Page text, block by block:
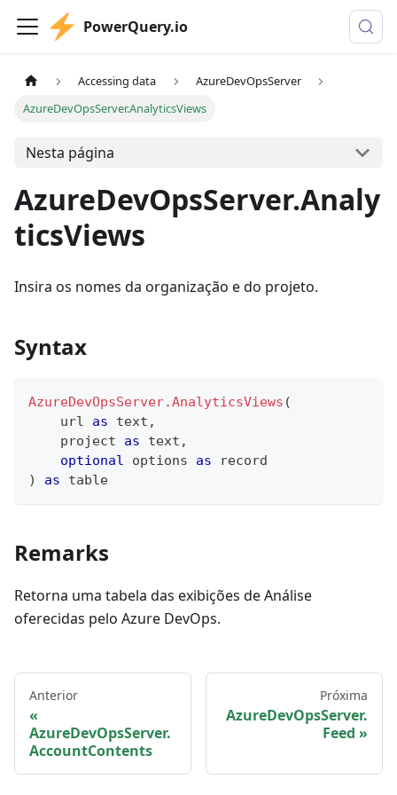
PowerQuery.io
Accessing data
AzureDevOpsServer
AzureDevOpsServer.AnalyticsViews
Nesta página
AzureDevOpsServer.Analy
ticsViews
Insira os nomes da organização e do projeto.
Syntax
AzureDevOpsServer.AnalyticsViews (
    url
as text ,
    project
as text ,
optional options as
record
)
as table
Remarks
Retorna uma tabela das exibições de Análise
oferecidas pelo Azure DevOps.
Anterior
AzureDevOpsServer.
AccountContents
Próxima
AzureDevOpsServer.
Feed